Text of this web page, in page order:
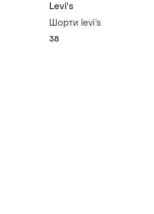
Levi's
Шорти levi’s
38